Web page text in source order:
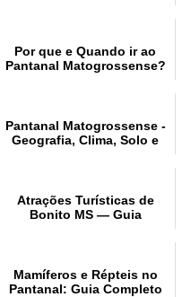
Por que e Quando ir ao
Pantanal Matogrossense?
Pantanal Matogrossense -
Geografia, Clima, Solo e
Atrações Turísticas de
Bonito MS — Guia
Mamíferos e Répteis no
Pantanal: Guia Completo